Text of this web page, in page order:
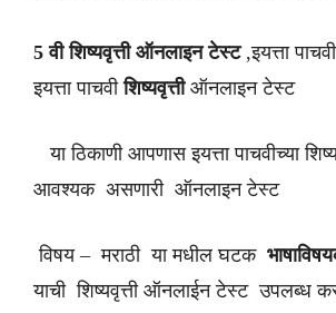
5 वी शिष्यवृत्ती ऑनलाइन टेस्ट ,इयत्ता
इयत्ता पाचवीशिष्यवृत्तीऑनलाइन टेस्ट
या ठिकाणी आपणास इयत्ता पाचवीच्या
आवश्यक असणारी ऑनलाइन टेस्ट
विषय – मराठी या मधील घटक
याची शिष्यवृत्ती ऑनलाईन टेस्ट उपलब्ध